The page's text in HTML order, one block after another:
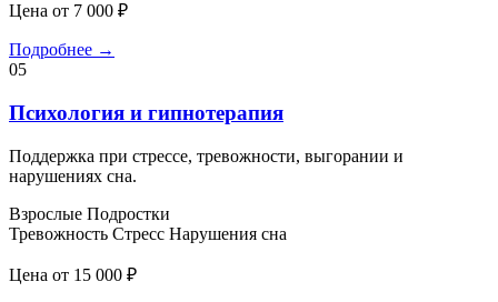
Цена от 7 000 ₽
Подробнее →
05
Психология и гипнотерапия
Поддержка при стрессе, тревожности, выгорании и
нарушениях сна.
Взрослые Подростки
Тревожность Стресс Нарушения сна
Цена от 15 000 ₽